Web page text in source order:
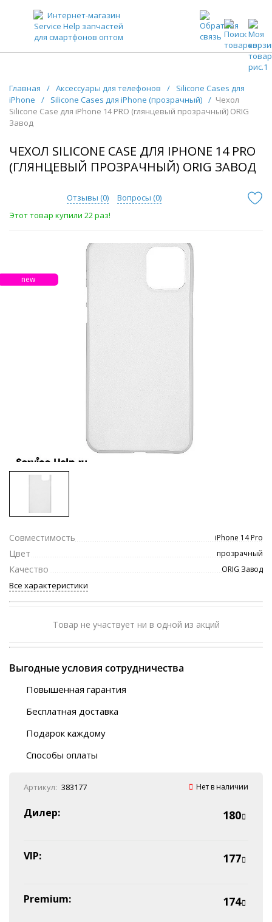
ЗАПЧАСТИ ДЛЯ ТЕЛЕФОНОВ ОПТОМ
Главная / Аксессуары для телефонов /
Silicone Cases для
iPhone
/ Silicone Cases для iPhone (прозрачный) / Чехол
Silicone Case для iPhone 14 PRO (глянцевый прозрачный) ORIG
Завод
ЧЕХОЛ SILICONE CASE ДЛЯ IPHONE 14 PRO
(ГЛЯНЦЕВЫЙ ПРОЗРАЧНЫЙ) ORIG ЗАВОД
Отзывы (0) Вопросы (0)
Этот товар купили 22 раз!
new
Совместимость iPhone 14 Pro
Цвет прозрачный
Качество ORIG Завод
Все характеристики
Товар не участвует ни в одной из акций
Выгодные условия сотрудничества
Повышенная гарантия
Бесплатная доставка
Автобусы (по ЮФО)
“BlaBlaCar” (по ЮФО)
Подарок каждому
Способы оплаты
Наличные
Эквайринг
Оплата на P/C
Артикул: 383177 Нет в наличии
Дилер: 180
VIP: 177
Premium: 174